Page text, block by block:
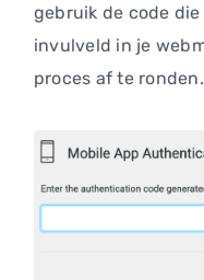
gebruik de code
invulveld in je
proces af te ronden.